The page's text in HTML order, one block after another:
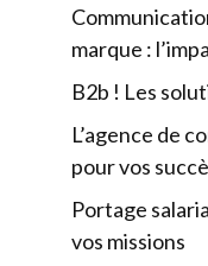
marque :
B2b ! Les
L’agence de
pour vos
Portage
vos missions